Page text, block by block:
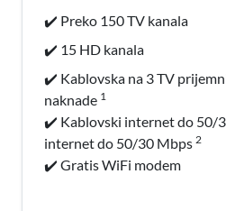
✔️ Preko 150 TV kanala
✔️ 15 HD kanala
✔️ Kablovska na 3 TV
naknade 1
✔️ Kablovski internet do 50/
internet do 50/30 Mbps 2
✔️ Gratis WiFi modem